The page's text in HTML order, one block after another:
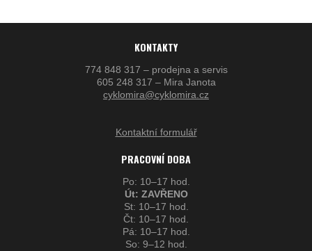
KONTAKTY
774 848 317 – prodejna a servis
605 248 317 – Mira Janota
cyklomira@cyklomira.cz
Kontaktní formulář
PRACOVNÍ DOBA
Po: 10–17 hod.
Út: ZAVŘENO
St: 10–17 hod.
Čt: 10–17 hod.
Pá: 10–17 hod.
So: 9–12 hod.